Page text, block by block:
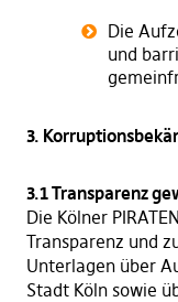
Die
und
3.
3.1 Transparenz
Die Kölner
Transparenz und
Unterlagen über
Stadt Köln sowie